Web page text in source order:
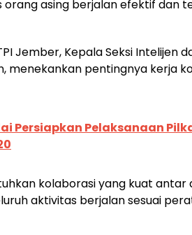
asing berjalan efektif dan
Jember, Kepala Seksi Intelijen
menekankan pentingnya kerja
Persiapkan Pelaksanaan
kolaborasi yang kuat antar
aktivitas berjalan sesuai